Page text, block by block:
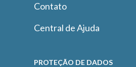
Contato
Central de Ajuda
PROTEÇÃO DE DADOS